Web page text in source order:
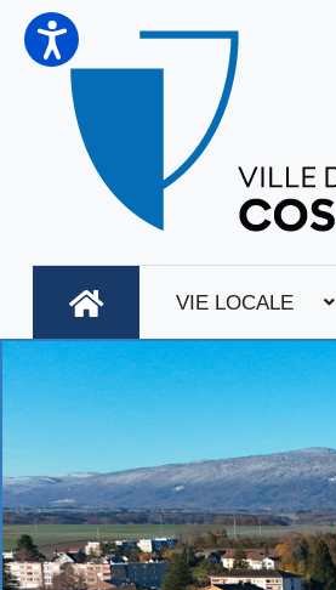
VIE LOCALE